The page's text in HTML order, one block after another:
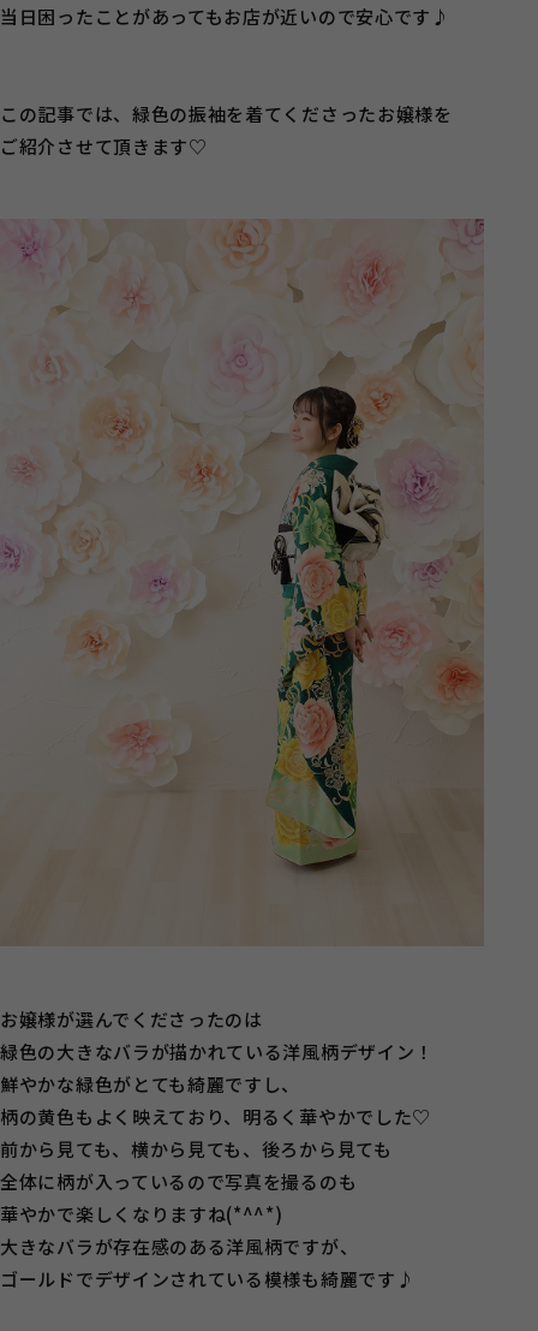
当日困ったことがあってもお店が近いので安心です♪
この記事では、緑色の振袖を着てくださったお嬢様を
ご紹介させて頂きます♡
お嬢様が選んでくださったのは
緑色の大きなバラが描かれている洋風柄デザイン！
鮮やかな緑色がとても綺麗ですし、
柄の黄色もよく映えており、明るく華やかでした♡
前から見ても、横から見ても、後ろから見ても
全体に柄が入っているので写真を撮るのも
華やかで楽しくなりますね(*^^*)
大きなバラが存在感のある洋風柄ですが、
ゴールドでデザインされている模様も綺麗です♪